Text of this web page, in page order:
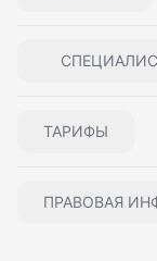
ТАРИФЫ
ПРАВОВАЯ